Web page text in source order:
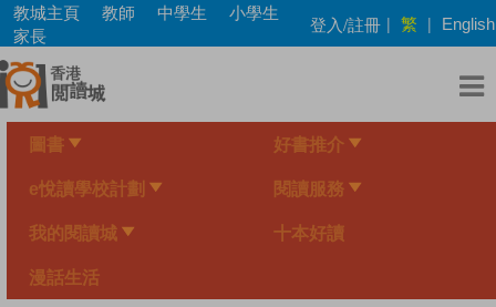
Skip
main
content
教城主頁 教師 中學生
小學生
家長
登入/註冊 | 繁 | English
圖書 好書推介
e悅讀學校計劃 閱讀服務
我的閱讀城 十本好讀
漫話生活